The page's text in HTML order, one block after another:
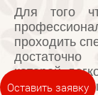
Для того
проходить
которой
сможет
Оставить заявку